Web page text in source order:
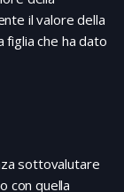
il valore della
figlia che ha dato
sottovalutare
con quella